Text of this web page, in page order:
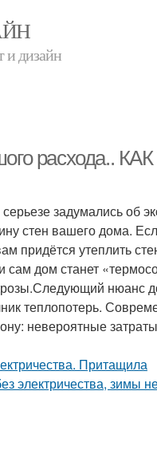
и дизайн
расхода..
задумались об
стен вашего дома.
придётся утеплить
дом станет
теплопотерь.
невероятные